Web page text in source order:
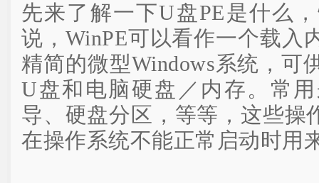
先来了解一下U盘PE是什么
说，WinPE可以看作一个载入
精简的微型Windows系统，可
U盘和电脑硬盘／内存。常
导、硬盘分区，等等，这些操
在操作系统不能正常启动时用